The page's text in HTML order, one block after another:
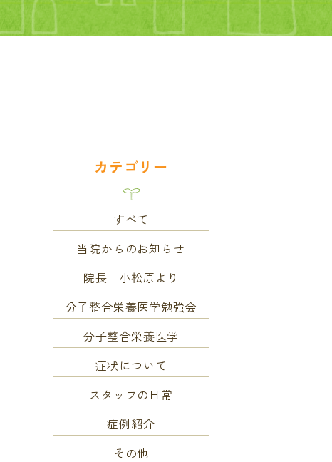
カテゴリー
すべて
当院からのお知らせ
院長 小松原より
分子整合栄養医学勉強会
分子整合栄養医学
症状について
スタッフの日常
症例紹介
その他